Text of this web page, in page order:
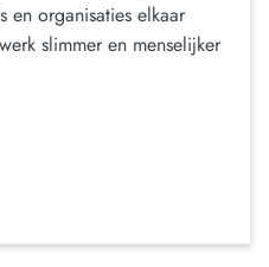
en organisaties elkaar
slimmer en menselijker